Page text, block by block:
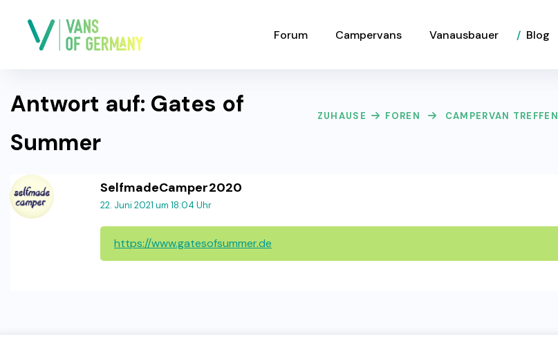
Forum Campervans Vanausbauer Blog
Antwort auf: Gates of
Summer
ZUHAUSE FOREN CAMPERVAN TREFFEN
SelfmadeCamper2020
22. Juni 2021 um 18:04 Uhr
https://www.gatesofsummer.de